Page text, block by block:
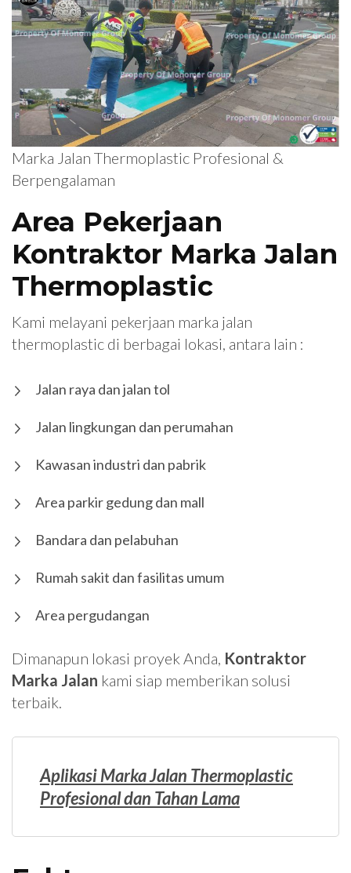
Marka Jalan Thermoplastic Profesional &
Berpengalaman
Area Pekerjaan
Kontraktor Marka Jalan
Thermoplastic
Kami melayani pekerjaan marka jalan
thermoplastic di berbagai lokasi, antara lain :
Jalan raya dan jalan tol
Jalan lingkungan dan perumahan
Kawasan industri dan pabrik
Area parkir gedung dan mall
Bandara dan pelabuhan
Rumah sakit dan fasilitas umum
Area pergudangan
Dimanapun lokasi proyek Anda, Kontraktor
Marka Jalan kami siap memberikan solusi
terbaik.
Aplikasi Marka Jalan Thermoplastic
Profesional dan Tahan Lama